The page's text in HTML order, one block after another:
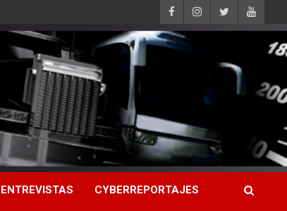
ENTREVISTAS CYBERREPORTAJES